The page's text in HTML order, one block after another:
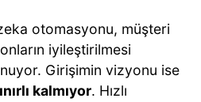
otomasyonu, müşteri
iyileştirilmesi
Girişimin vizyonu ise
kalmıyor. Hızlı